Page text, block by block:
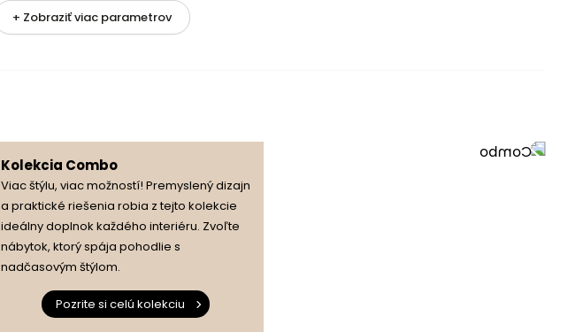
biely lesk
+ Zobraziť viac parametrov
Kolekcia Combo
Viac štýlu, viac možností! Premyslený dizajn
a praktické riešenia robia z tejto kolekcie
ideálny doplnok každého interiéru. Zvoľte
nábytok, ktorý spája pohodlie s
nadčasovým štýlom.
Pozrite si celú kolekciu